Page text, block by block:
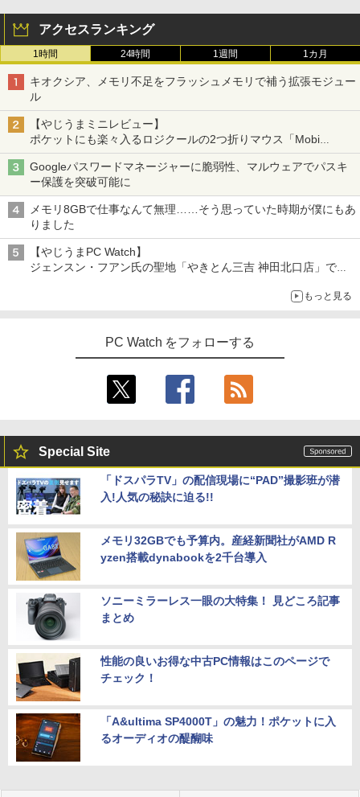
アクセスランキング
1時間 24時間 1週間 1カ月
キオクシア、メモリ不足をフラッシュメモリで補う拡張モジュー
ル
【やじうまミニレビュー】
ポケットにも楽々入るロジクールの2つ折りマウス「Mobi
Fold」。その気になるギミックとは？
Googleパスワードマネージャーに脆弱性、マルウェアでパスキ
ー保護を突破可能に
メモリ8GBで仕事なんて無理……そう思っていた時期が僕にもあ
りました
【やじうまPC Watch】
ジェンスン・フアン氏の聖地「やきとん三吉 神田北口店」で
～コース名を変更したのはNVIDIAに怒られたからではないもっと見る
PC Watch をフォローする
Special Site
「ドスパラTV」の配信現場に“PAD”撮影班が潜
入!人気の秘訣に迫る!!
メモリ32GBでも予算内。産経新聞社がAMD R
yzen搭載dynabookを2千台導入
ソニーミラーレス一眼の大特集！ 見どころ記事
まとめ
性能の良いお得な中古PC情報はこのページで
チェック！
「A&ultima SP4000T」の魅力！ポケットに入
るオーディオの醍醐味